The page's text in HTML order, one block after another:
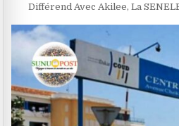
Différend Avec Akilee, La